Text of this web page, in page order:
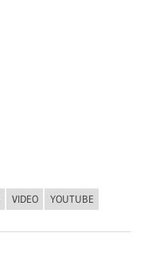
VIDEO YOUTUBE